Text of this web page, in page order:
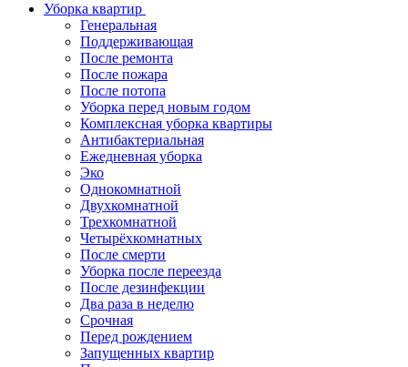
Уборка квартир
Генеральная
Поддерживающая
После ремонта
После пожара
После потопа
Уборка перед новым годом
Комплексная уборка квартиры
Антибактериальная
Ежедневная уборка
Эко
Однокомнатной
Двухкомнатной
Трехкомнатной
Четырёхкомнатных
После смерти
Уборка после переезда
После дезинфекции
Два раза в неделю
Срочная
Перед рождением
Запущенных квартир